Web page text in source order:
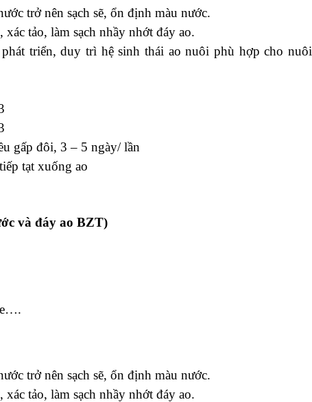
trở nên sạch sẽ, ổn định màu nước.
tảo, làm sạch nhầy nhớt đáy ao.
triển, duy trì hệ sinh thái ao nuôi phù hợp cho nuôi
gấp đôi, 3 – 5 ngày/ lần
tạt xuống ao
và đáy ao BZT)
trở nên sạch sẽ, ổn định màu nước.
tảo, làm sạch nhầy nhớt đáy ao.